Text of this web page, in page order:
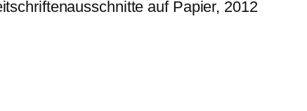
auf Papier, 2012